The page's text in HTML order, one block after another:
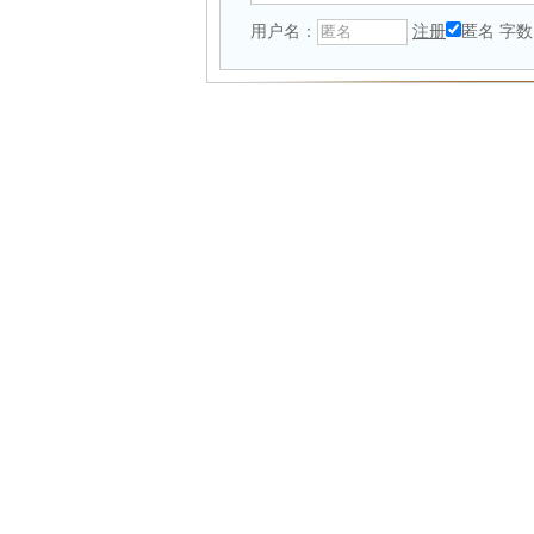
用户名： 注册 匿名 字